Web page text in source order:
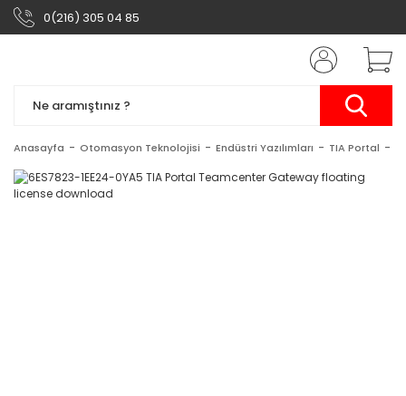
0(216) 305 04 85
Anasayfa Otomasyon Teknolojisi Endüstri Yazılımları TIA Portal